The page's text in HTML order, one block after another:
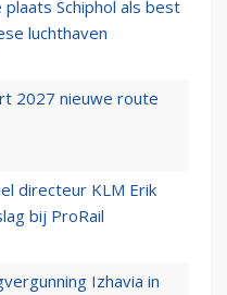
Schiphol als best
luchthaven
2027 nieuwe route
directeur KLM Erik
bij ProRail
Izhavia in